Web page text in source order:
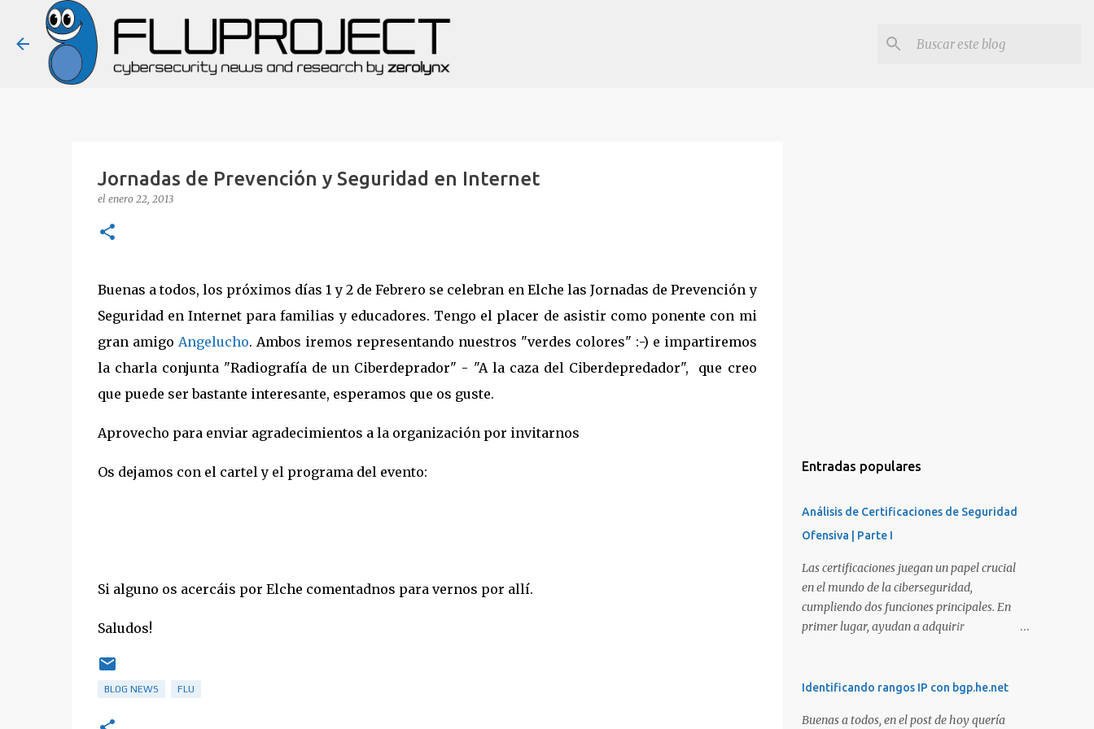
Jornadas de Prevención y Seguridad en Internet
el enero 22, 2013
Buenas a todos, los próximos días 1 y 2 de Febrero se celebran en Elche las Jornadas de Prevención y
Seguridad en Internet para familias y educadores. Tengo el placer de asistir como ponente con mi
gran amigo Angelucho. Ambos iremos representando nuestros "verdes colores" :-) e impartiremos
la charla conjunta "Radiografía de un Ciberdeprador" - "A la caza del Ciberdepredador", que creo
que puede ser bastante interesante, esperamos que os guste.
Aprovecho para enviar agradecimientos a la organización por invitarnos
Os dejamos con el cartel y el programa del evento:
Si alguno os acercáis por Elche comentadnos para vernos por allí.
Saludos!
BLOG NEWS FLU
Entradas populares
Análisis de Certificaciones de Seguridad
Ofensiva | Parte I
Las certificaciones juegan un papel crucial
en el mundo de la ciberseguridad,
cumpliendo dos funciones principales. En
primer lugar, ayudan a adquirir
lugar, proporcionan una manera de
y habilidades. El problema es que, debido a
Identificando rangos IP con bgp.he.net
Buenas a todos, en el post de hoy quería